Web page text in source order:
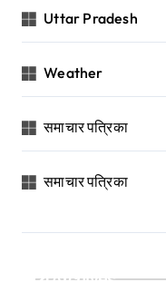
Uttar Pradesh
Weather
समाचार पत्रिका
समाचार पत्रिका
Archives